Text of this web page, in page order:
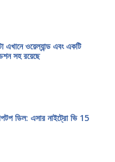
এখানে ওয়েল্যান্ড এবং একটি
সহ রয়েছে
ডিল: এসার নাইট্রো ভি 15